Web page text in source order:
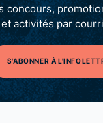
concours,
et activités par
S'ABONNER À